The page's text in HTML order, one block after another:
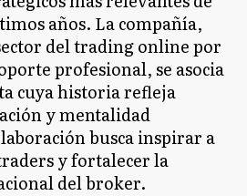
años. La compañía,
del trading online por
profesional, se asocia
cuya historia refleja
y mentalidad
busca inspirar a
y fortalecer la
del broker.